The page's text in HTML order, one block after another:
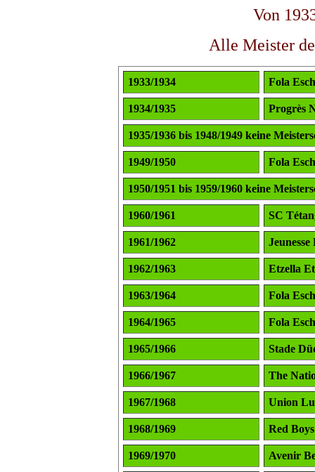
Von
Alle Meister
1933/1934 Fola Esch
1934/1935 Progrès
1935/1936 bis 1948/1949 keine
1949/1950 Fola Esch
1950/1951 bis 1959/1960 keine
1960/1961 SC
1961/1962 Jeunesse
1962/1963 Etzella
1963/1964 Fola Esch
1964/1965 Fola Esch
1965/1966 Stade
1966/1967 The
1967/1968 Union
1968/1969 Red
1969/1970 Avenir